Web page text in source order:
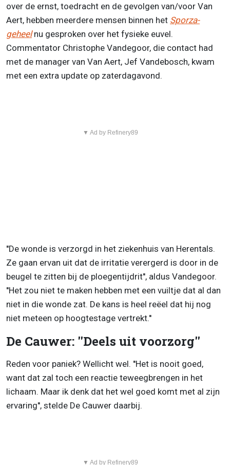
over de ernst, toedracht en de gevolgen van/voor Van
Aert, hebben meerdere mensen binnen het Sporza-
geheelnu gesproken over het fysieke euvel.
Commentator Christophe Vandegoor, die contact had
met de manager van Van Aert, Jef Vandebosch, kwam
met een extra update op zaterdagavond.
▼ Ad by Refinery89
''De wonde is verzorgd in het ziekenhuis van Herentals.
Ze gaan ervan uit dat de irritatie verergerd is door in de
beugel te zitten bij de ploegentijdrit'', aldus Vandegoor.
''Het zou niet te maken hebben met een vuiltje dat al dan
niet in die wonde zat. De kans is heel reëel dat hij nog
niet meteen op hoogtestage vertrekt.''
De Cauwer: ''Deels uit voorzorg''
Reden voor paniek? Wellicht wel. ''Het is nooit goed,
want dat zal toch een reactie teweegbrengen in het
lichaam. Maar ik denk dat het wel goed komt met al zijn
ervaring'', stelde De Cauwer daarbij.
▼ Ad by Refinery89